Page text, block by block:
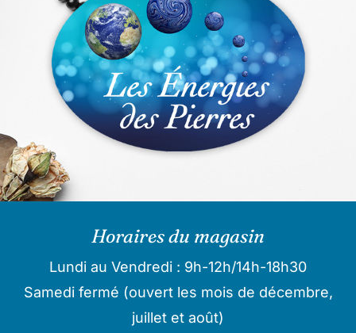
Horaires du magasin
Lundi au Vendredi : 9h-12h/14h-18h30
Samedi fermé (ouvert les mois de décembre,
juillet et août)